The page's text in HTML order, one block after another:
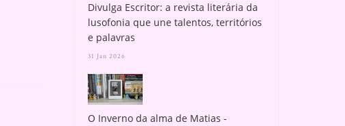
Divulga Escritor: a revista literária da
lusofonia que une talentos, territórios
e palavras
31 Jan 2026
O Inverno da alma de Matias -